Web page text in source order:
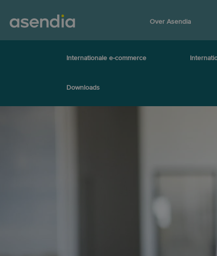
Over Asendia
Internationale e-commerce
Downloads